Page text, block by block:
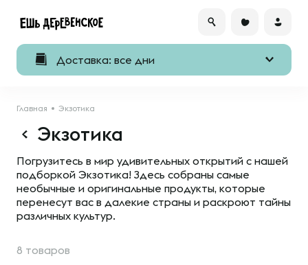
Доставка: все дни
Главная Экзотика
Экзотика
Погрузитесь в мир удивительных открытий с нашей
подборкой Экзотика! Здесь собраны самые
необычные и оригинальные продукты, которые
перенесут вас в далекие страны и раскроют тайны
различных культур.
8 товаров